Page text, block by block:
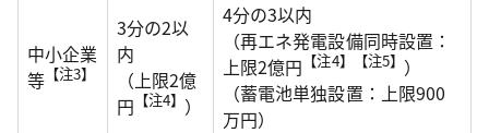
中小企業
等 【注3】
3分の2以
内
（上限2億
円 【注4】 ）
4分の3以内
（再エネ発電設備同時設置：
上限2億円 【注4】【注5】 ）
（蓄電池単独設置：上限900
万円）